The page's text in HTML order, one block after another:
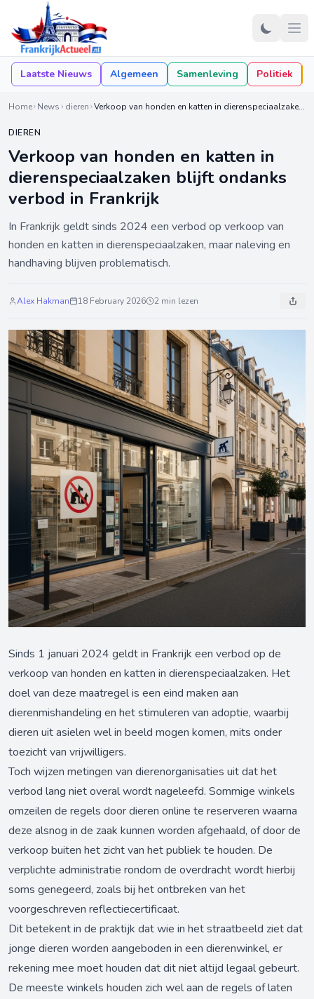
Laatste Nieuws Algemeen Samenleving Politiek
Home News dieren Verkoop van honden en katten in dierenspeciaalzaken blijft ondanks verbod in Frankrijk
DIEREN
Verkoop van honden en katten in
dierenspeciaalzaken blijft ondanks
verbod in Frankrijk
In Frankrijk geldt sinds 2024 een verbod op verkoop van
honden en katten in dierenspeciaalzaken, maar naleving en
handhaving blijven problematisch.
Alex Hakman 18 February 2026 2 min lezen
Sinds 1 januari 2024 geldt in Frankrijk een verbod op de
verkoop van honden en katten in dierenspeciaalzaken. Het
doel van deze maatregel is een eind maken aan
dierenmishandeling en het stimuleren van adoptie, waarbij
dieren uit asielen wel in beeld mogen komen, mits onder
toezicht van vrijwilligers.
Toch wijzen metingen van dierenorganisaties uit dat het
verbod lang niet overal wordt nageleefd. Sommige winkels
omzeilen de regels door dieren online te reserveren waarna
deze alsnog in de zaak kunnen worden afgehaald, of door de
verkoop buiten het zicht van het publiek te houden. De
verplichte administratie rondom de overdracht wordt hierbij
soms genegeerd, zoals bij het ontbreken van het
voorgeschreven reflectiecertificaat.
Dit betekent in de praktijk dat wie in het straatbeeld ziet dat
jonge dieren worden aangeboden in een dierenwinkel, er
rekening mee moet houden dat dit niet altijd legaal gebeurt.
De meeste winkels houden zich wel aan de regels of laten